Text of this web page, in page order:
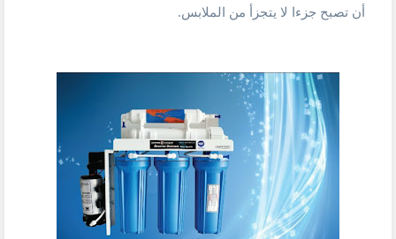
أن تصبح جزءا لا يتجزأ من الملابس.